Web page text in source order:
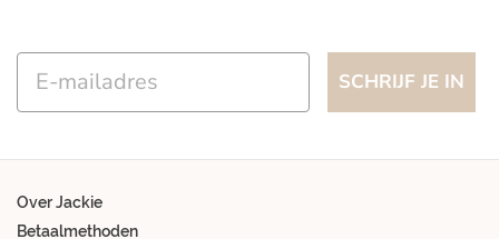
Email
SCHRIJF JE IN
Over Jackie
Betaalmethoden